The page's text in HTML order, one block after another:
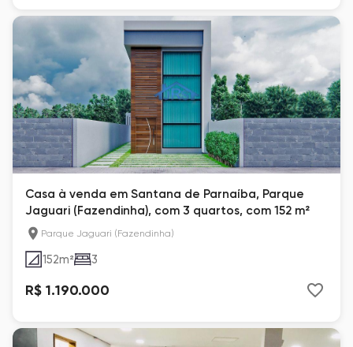
Casa à venda em Santana de Parnaíba, Parque
Jaguari (Fazendinha), com 3 quartos, com 152 m²
Parque Jaguari (Fazendinha)
152m² 3
R$ 1.190.000